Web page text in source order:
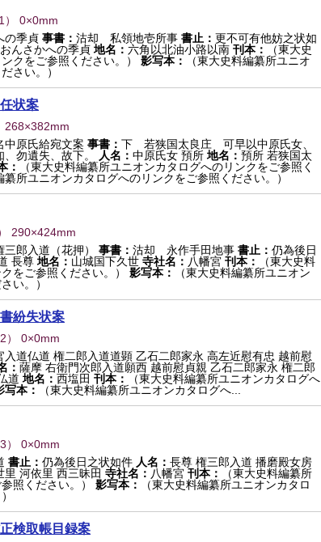
） 0×0mm
の季貞 事書： 沽却 私領地壱所事 書止： 更不可有他妨之状如
んさかへの季貞 地名： 六角以北油小路以南 刊本：
（東大史
クをご参照ください。）
影写本：
（東大史料編纂所ユニオ
さい。）
状案
268×382mm
中原氏給宛文案 事書： 下 若狭国太良庄 可早以中原氏女、
勿遺失、故下。 人名： 中原氏女 預所 地名： 預所 若狭国太
：
（東大史料編纂所ユニオンカタログへのリンクをご参照く
纂所ユニオンカタログへのリンクをご参照ください。）
290×424mm
郎入道（花押） 事書： 沽却 永作手田地事 書止： 仍為後日
長尊 地名： 山城国下久世 寺社名： 八幡宮 刊本：
（東大史料
をご参照ください。）
影写本：
（東大史料編纂所ユニオン
い。）
紛失状案
） 0×0mm
道仏道 権二郎入道道顕 乙石二郎家永 高左近慰有忠 越前慰
： 薩摩 右衛門次郎入道願西 越前慰貞親 乙石二郎家永 権二郎
道 地名： 西塩田 刊本：
（東大史料編纂所ユニオンカタログへ
写本： （東大史料編纂所ユニオンカタログへ...
） 0×0mm
書止： 仍為後日之状如件 人名： 長尊 権三郎入道 播磨殿女房
河依里 西三昧田 寺社名： 八幡宮 刊本：
（東大史料編纂所
照ください。）
影写本：
（東大史料編纂所ユニオンカタロ
検取帳目録案